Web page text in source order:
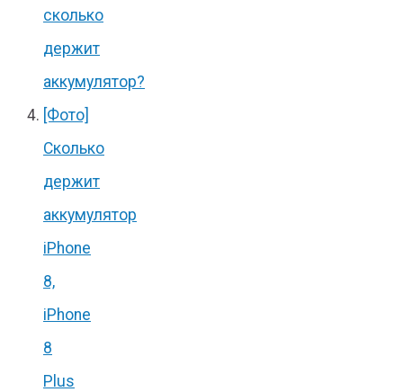
сколько
держит
аккумулятор?
[Фото]
Сколько
держит
аккумулятор
iPhone
8,
iPhone
8
Plus